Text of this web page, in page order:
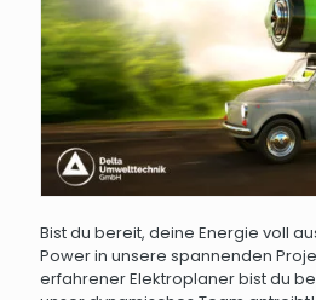
Bist du bereit, deine Energie voll
Power in unsere spannenden
erfahrener Elektroplaner bist du